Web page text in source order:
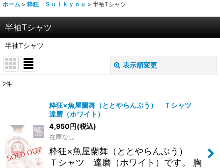
ホーム > 粋狂 Ｓｕｉｋｙｏｕ > 半袖Tシャツ
半袖Tシャツ
半袖Tシャツ
表示順変更
絞り込む
2件
粋狂×魚屋蘭舞（ととやらんぶう） Ｔシャツ
達磨（ホワイト）
4,950円(税込)
在庫なし
粋狂×魚屋蘭舞（ととやらんぶう）
Ｔシャツ 達磨（ホワイト）です。 胸